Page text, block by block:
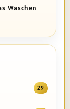
Waschen
29